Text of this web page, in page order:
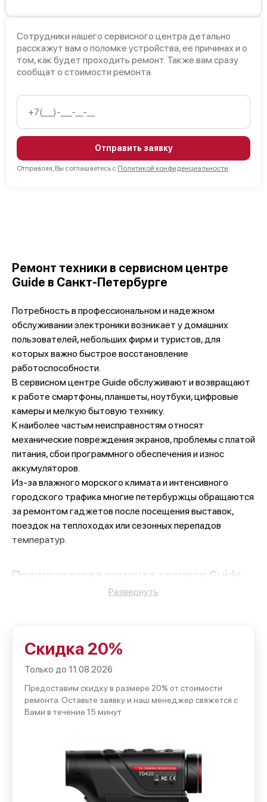
Сотрудники нашего сервисного центра детально
расскажут вам о поломке устройства, ее причинах и о
том, как будет проходить ремонт. Также вам сразу
сообщат о стоимости ремонта.
Отправить заявку
Отправляя, Вы соглашаетесь с Политикой конфиденциальности
Ремонт техники в сервисном центре
Guide в Санкт-Петербурге
Потребность в профессиональном и надежном
обслуживании электроники возникает у домашних
пользователей, небольших фирм и туристов, для
которых важно быстрое восстановление
работоспособности.
В сервисном центре Guide обслуживают и возвращают
к работе смартфоны, планшеты, ноутбуки, цифровые
камеры и мелкую бытовую технику.
К наиболее частым неисправностям относят
механические повреждения экранов, проблемы с платой
питания, сбои программного обеспечения и износ
аккумуляторов.
Из-за влажного морского климата и интенсивного
городского трафика многие петербуржцы обращаются
за ремонтом гаджетов после посещения выставок,
поездок на теплоходах или сезонных перепадов
температур.
Преимущества ремонта техники Guide
города;
Использование оригинальных или совместимых
Опытные мастера с практикой работы на популярных
моделях смартфонов и ноутбуков;
замененные детали;
Возможность срочной диагностики и согласование
цен до ремонта.
Развернуть
Скидка 20%
Только до 11.08.2026
Предоставим скидку в размере 20% от стоимости
ремонта. Оставьте заявку и наш менеджер свяжется с
Вами в течение 15 минут